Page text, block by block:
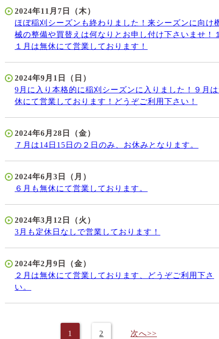
2024年11月7日（木）
ほぼ稲刈シーズンも終わりました！来シーズンに向け
械の整備や買替えは何なりとお申し付け下さいませ！
１月は無休にて営業しております！
2024年9月1日（日）
9月に入り本格的に稲刈シーズンに入りました！９月
休にて営業しております！どうぞご利用下さい！
2024年6月28日（金）
７月は14日15日の２日のみ、お休みとなります。
2024年6月3日（月）
６月も無休にて営業しております。
2024年3月12日（火）
3月も定休日なしで営業しております！
2024年2月9日（金）
２月は無休にて営業しております、どうぞご利用下さ
い。
1 2 次へ>>